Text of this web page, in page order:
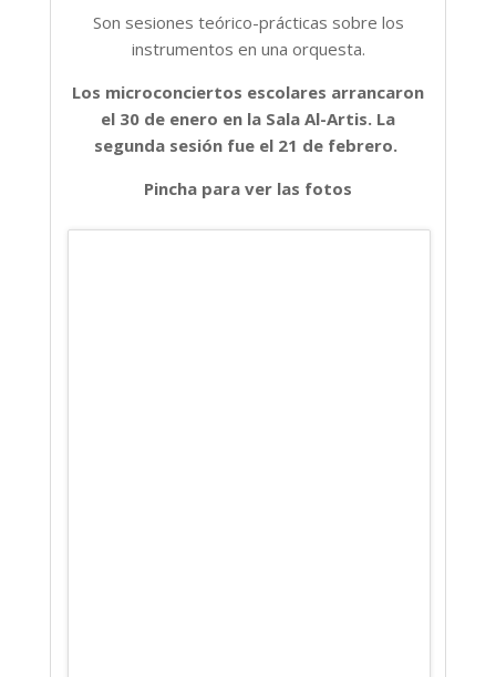
Son sesiones teórico-prácticas sobre los
instrumentos en una orquesta.
Los microconciertos escolares arrancaron
el 30 de enero en la Sala Al-Artis. La
segunda sesión fue el 21 de febrero.
Pincha para ver las fotos